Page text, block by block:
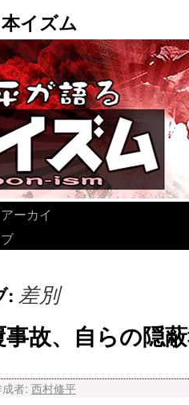
イズム
アーカイ
ブ
: 差別
故、自らの隠
者: 西村修平